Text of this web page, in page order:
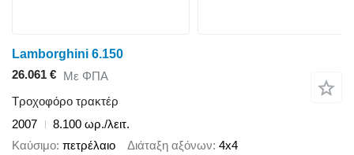
Lamborghini 6.150
26.061 € Με ΦΠΑ
Τροχοφόρο τρακτέρ
2007
8.100 ωρ./λειτ.
Καύσιμο πετρέλαιο Διάταξη αξόνων 4x4